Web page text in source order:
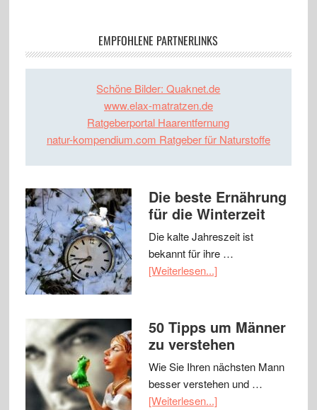
EMPFOHLENE PARTNERLINKS
Schöne Bilder: Quaknet.de
www.elax-matratzen.de
Ratgeberportal Haarentfernung
natur-kompendium.com Ratgeber für Naturstoffe
Die beste Ernährung
für die Winterzeit
Die kalte Jahreszeit ist
bekannt für ihre …
[Weiterlesen...]
50 Tipps um Männer
zu verstehen
Wie Sie Ihren nächsten Mann
besser verstehen und …
[Weiterlesen...]